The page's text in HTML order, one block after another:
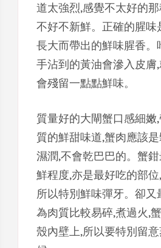
道太強烈,感覺不太好的
不好不新鮮。正確的腥味
長大而帶出的鮮味腥香。
手沾到的黃油會滲入皮膚
會殘留一點點鮮味。
質量好的大閘蟹口感細嫩
質的鮮甜味道,蟹肉應該
濕潤,不會乾巴巴的。蟹
鮮程度,亦是最好吃的部
所以特別鮮味彈牙。卻又
為肉質比較易碎,煮過火,
殼內壁上,所以要特別留